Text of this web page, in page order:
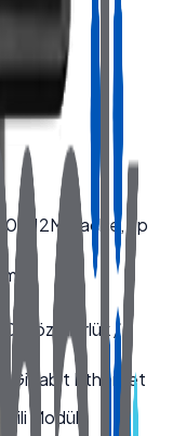
12M Cache, up
Çözünürlük /
Gigabit Ethernet
Modül)